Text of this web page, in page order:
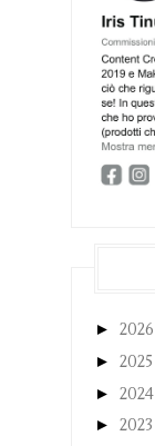
► 2026
► 2025
► 2024
► 2023